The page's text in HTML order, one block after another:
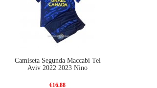
Camiseta Segunda Maccabi Tel
Aviv 2022 2023 Nino
€16.88